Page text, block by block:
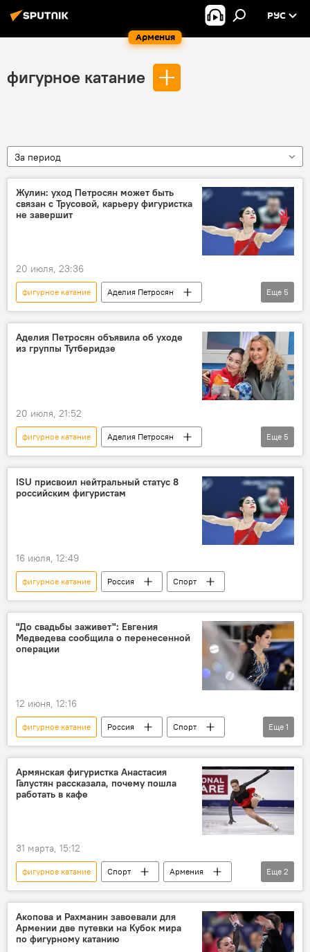
Армения
РУС
фигурное катание
За период
Жулин: уход Петросян может быть
связан с Трусовой, карьеру фигуристка
не завершит
20 июля, 23:36
фигурное катание
Аделия Петросян
Армения
Новости Армения
Россия
Спорт Общество
Еще 5
Аделия Петросян объявила об уходе
из группы Тутберидзе
20 июля, 21:52
фигурное катание
Аделия Петросян
Россия
Армения
Новости Армения
Спорт
Общество
Еще 5
ISU присвоил нейтральный статус 8
российским фигуристам
16 июля, 12:49
фигурное катание Россия Спорт
"До свадьбы заживет": Евгения
Медведева сообщила о перенесенной
операции
12 июня, 12:16
фигурное катание Россия
Спорт
Евгения Медведева
Еще 1
Армянская фигуристка Анастасия
Галустян рассказала, почему пошла
работать в кафе
31 марта, 15:12
фигурное катание Спорт
Армения
Новости Армения
Галустян Анастасия
Еще 2
Акопова и Рахманин завоевали для
Армении две путевки на Кубок мира
по фигурному катанию